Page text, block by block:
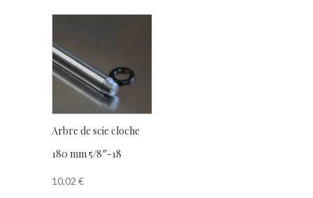
Arbre de scie cloche
180 mm 5/8″-18
10,02 €